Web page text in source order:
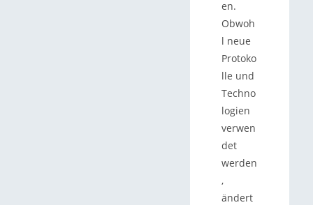
en.
Obwoh
l neue
Protoko
lle und
Techno
logien
verwen
det
werden
,
ändert